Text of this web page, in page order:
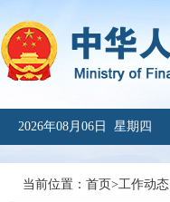
2026年08月06日 星期四
当前位置： 首页>工作动态